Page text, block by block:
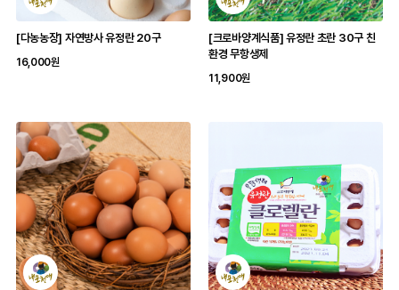
[다농농장] 자연방사 유정란 20구
16,000원
[크로바양계식품] 유정란 초란 30구 친
환경 무항생제
11,900원